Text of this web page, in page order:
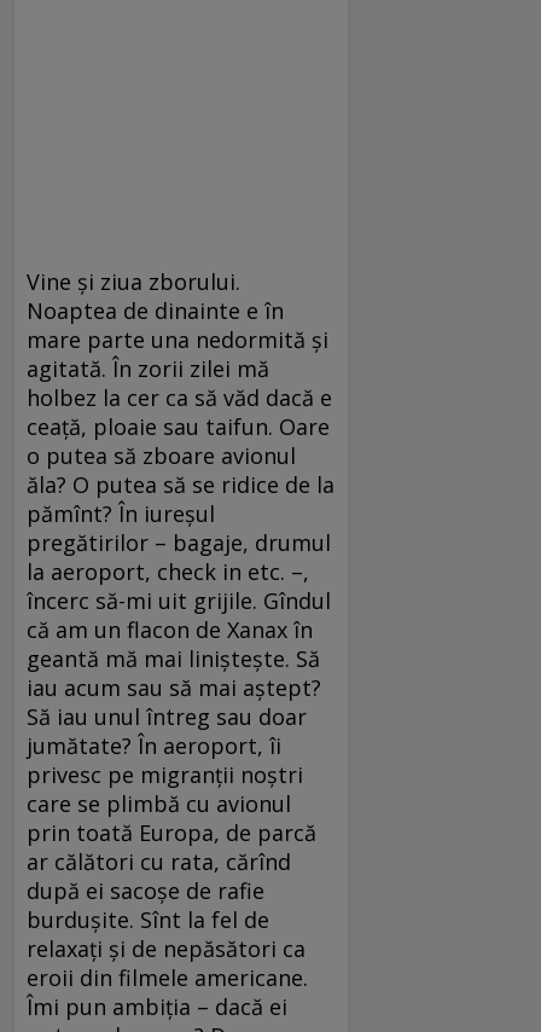
Vine și ziua zborului.
Noaptea de dinainte e în
mare parte una nedormită și
agitată. În zorii zilei mă
holbez la cer ca să văd dacă e
ceață, ploaie sau taifun. Oare
o putea să zboare avionul
ăla? O putea să se ridice de la
pămînt? În iureșul
pregătirilor – bagaje, drumul
la aeroport, check in etc. –,
încerc să-mi uit grijile. Gîndul
că am un flacon de Xanax în
geantă mă mai liniștește. Să
iau acum sau să mai aștept?
Să iau unul întreg sau doar
jumătate? În aeroport, îi
privesc pe migranții noștri
care se plimbă cu avionul
prin toată Europa, de parcă
ar călători cu rata, cărînd
după ei sacoșe de rafie
burdușite. Sînt la fel de
relaxați și de nepăsători ca
eroii din filmele americane.
Îmi pun ambiția – dacă ei